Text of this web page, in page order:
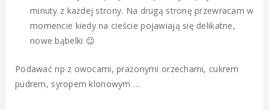
minuty z każdej strony. Na drugą stronę przewracam w
momencie kiedy na cieście pojawiają się delikatne,
nowe bąbelki 😉
Podawać np z owocami, prażonymi orzechami, cukrem
pudrem, syropem klonowym …